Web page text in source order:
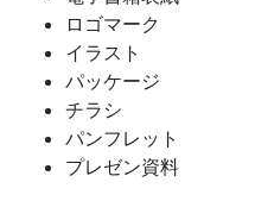
ロゴマーク
イラスト
パッケージ
チラシ
パンフレット
プレゼン資料